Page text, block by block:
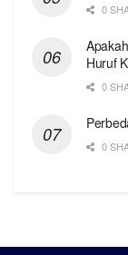
0
Huruf
0
0